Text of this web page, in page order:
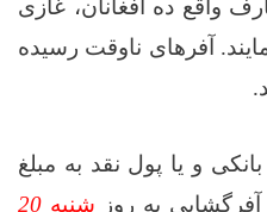
واقع ده افغانان، غازی
آفرهای ناوقت رسیده
.
و یا پول نقد به مبلغ
به روز شنبه 20